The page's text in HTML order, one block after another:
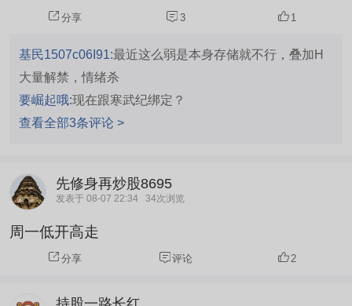
分享 3 1
基民1507c06I91:最近这么弱是本身存储就不行，叠加H
大量解禁，情绪杀
要崛起哦:现在跟寒武纪绑定？
查看全部3条评论 >
先修身再炒股8695
发表于 08-07 22:34 34次浏览
周一低开高走
分享 评论 2